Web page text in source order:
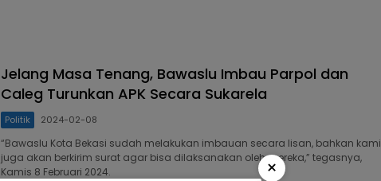
Jelang Masa Tenang, Bawaslu Imbau Parpol dan
Caleg Turunkan APK Secara Sukarela
Politik 2024-02-08
“Bawaslu Kota Bekasi sudah melakukan imbauan secara lisan, bahkan kami
juga akan berkirim surat agar bisa dilaksanakan oleh mereka,” tegasnya,
Kamis 8 Februari 2024.
×